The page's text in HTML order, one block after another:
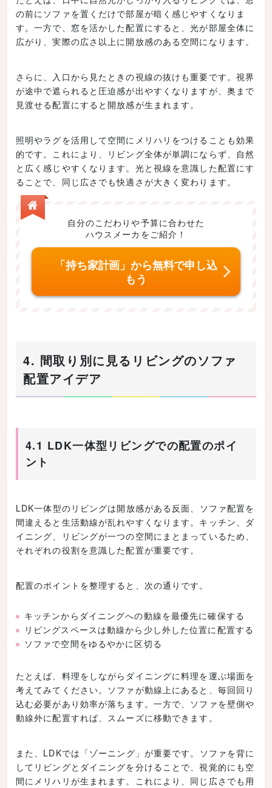
の前にソファを置くだけで部屋が暗く感じやすくなりま
す。一方で、窓を活かした配置にすると、光が部屋全体に
広がり、実際の広さ以上に開放感のある空間になります。
さらに、入口から見たときの視線の抜けも重要です。視界
が途中で遮られると圧迫感が出やすくなりますが、奥まで
見渡せる配置にすると開放感が生まれます。
照明やラグを活用して空間にメリハリをつけることも効果
的です。これにより、リビング全体が単調にならず、自然
と広く感じやすくなります。光と視線を意識した配置にす
ることで、同じ広さでも快適さが大きく変わります。
自分のこだわりや予算に合わせた
ハウスメーカをご紹介！
「持ち家計画」から無料で申し込
もう
4. 間取り別に見るリビングのソファ
配置アイデア
4.1 LDK一体型リビングでの配置のポイ
ント
LDK一体型のリビングは開放感がある反面、ソファ配置を
間違えると生活動線が乱れやすくなります。キッチン、ダ
イニング、リビングが一つの空間にまとまっているため、
それぞれの役割を意識した配置が重要です。
配置のポイントを整理すると、次の通りです。
キッチンからダイニングへの動線を最優先に確保する
リビングスペースは動線から少し外した位置に配置する
ソファで空間をゆるやかに区切る
たとえば、料理をしながらダイニングに料理を運ぶ場面を
考えてみてください。ソファが動線上にあると、毎回回り
込む必要があり効率が落ちます。一方で、ソファを壁側や
動線外に配置すれば、スムーズに移動できます。
また、LDKでは「ゾーニング」が重要です。ソファを背に
してリビングとダイニングを分けることで、視覚的にも空
間にメリハリが生まれます。これにより、同じ広さでも用